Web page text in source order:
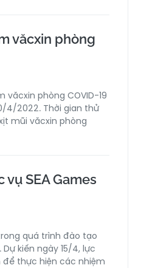
văcxin phòng
văcxin phòng COVID-19
4/2022. Thời gian thử
mũi văcxin phòng
SEA Games
quá trình đào tạo
kiến ngày 15/4, lực
để thực hiện các nhiệm